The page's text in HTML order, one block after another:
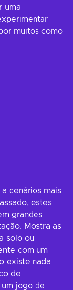
uma
muitos como
cenários mais
estes
grandes
Mostra as
solo ou
com um
existe nada
de
jogo de